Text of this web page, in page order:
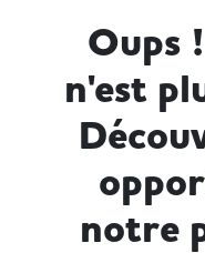
Oups
n'est
notre